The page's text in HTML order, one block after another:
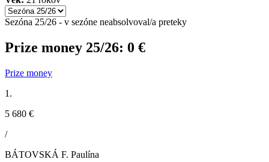
Sezóna 25/26 - v sezóne neabsolvoval/a preteky
Prize money 25/26: 0 €
Prize money
1.
5 680 €
/
BÁTOVSKÁ F. Paulína